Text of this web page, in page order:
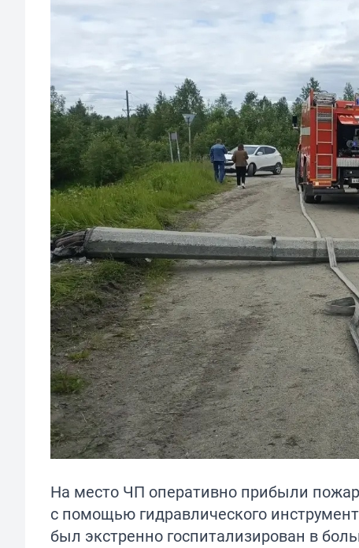
На место ЧП оперативно прибыли
с помощью гидравлического
был экстренно госпитализирован в